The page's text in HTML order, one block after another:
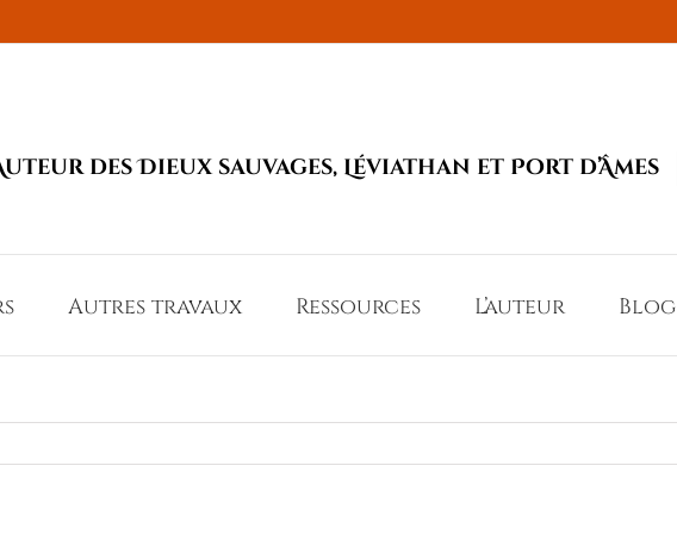
des Dieux sauvages, Léviathan et Port d’Âmes
Autres travaux Ressources L’auteur Blog